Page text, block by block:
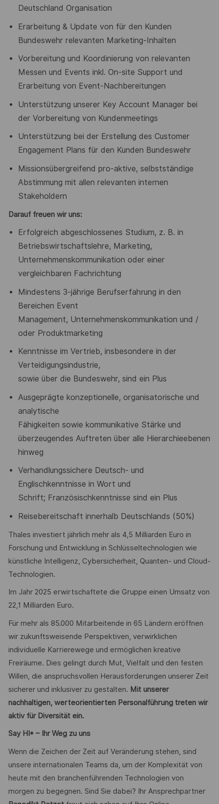
Deutschland Organisation
Erarbeitung & Update von für den Kunden
Bundeswehr relevanten Marketing-Inhalten
Vorbereitung und Koordinierung von relevanten
Messen und Events inkl. On-site Support und
Erarbeitung von Event-Nachbereitungen
Unterstützung unserer Key Account Manager bei
der Vorbereitung von Kundenmeetings
Unterstützung bei der Erstellung des Customer
Engagement Plans für den Kunden Bundeswehr
Missionsübergreifend pro-aktive, selbstständige
Abstimmung mit allen relevanten internen
Stakeholdern
Darauf freuen wir uns:
Erfolgreich abgeschlossenes Studium, z. B. in
Betriebswirtschaftslehre, Marketing,
Unternehmenskommunikation oder einer
vergleichbaren Fachrichtung
Mindestens 3-jährige Berufserfahrung in den
Bereichen Event
Management, Unternehmenskommunikation und /
oder Produktmarketing
Kenntnisse im Vertrieb, insbesondere in der
Verteidigungsindustrie,
sowie über die Bundeswehr, sind ein Plus
Ausgeprägte konzeptionelle, organisatorische und
analytische
Fähigkeiten sowie kommunikative Stärke und
überzeugendes Auftreten über alle Hierarchieebenen
hinweg
Verhandlungssichere Deutsch- und
Englischkenntnisse in Wort und
Schrift; Französischkenntnisse sind ein Plus
Reisebereitschaft innerhalb Deutschlands (50%)
Thales investiert jährlich mehr als 4,5 Milliarden Euro in
Forschung und Entwicklung in Schlüsseltechnologien wie
künstliche Intelligenz, Cybersicherheit, Quanten- und Cloud-
Technologien.
Im Jahr 2025 erwirtschaftete die Gruppe einen Umsatz von
22,1 Milliarden Euro.
Für mehr als 85.000 Mitarbeitende in 65 Ländern eröffnen
wir zukunftsweisende Perspektiven, verwirklichen
individuelle Karrierewege und ermöglichen kreative
Freiräume. Dies gelingt durch Mut, Vielfalt und den festen
Willen, die anspruchsvollen Herausforderungen unserer Zeit
sicherer und inklusiver zu gestalten. Mit unserer
nachhaltigen, werteorientierten Personalführung treten wir
aktiv für Diversität ein.
Say HI* – Ihr Weg zu uns
Wenn die Zeichen der Zeit auf Veränderung stehen, sind
unsere internationalen Teams da, um der Komplexität von
heute mit den branchenführenden Technologien von
morgen zu begegnen. Sind Sie dabei? Ihr Ansprechpartner